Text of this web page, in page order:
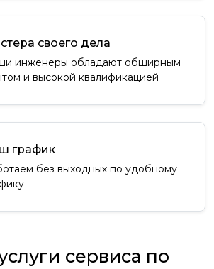
своего дела
инженеры обладают обширным
и высокой квалификацией
график
без выходных по удобному
сервиса по